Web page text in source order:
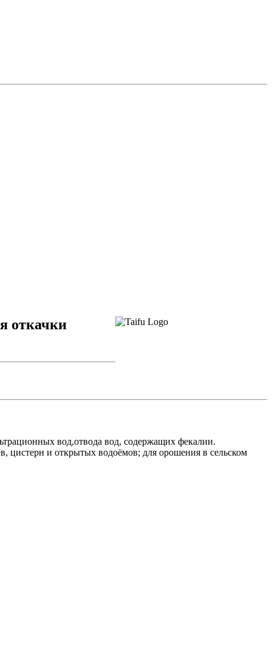
откачки
вод,отвода вод, содержащих фекалии.
цистерн и открытых водоёмов; для орошения в сельском